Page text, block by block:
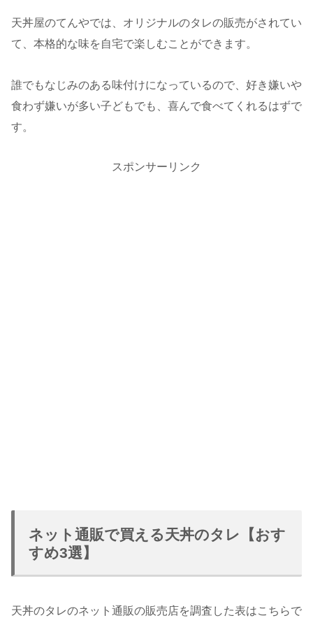
天丼屋のてんやでは、オリジナルのタレの販売がされてい
て、本格的な味を自宅で楽しむことができます。
誰でもなじみのある味付けになっているので、好き嫌いや
食わず嫌いが多い子どもでも、喜んで食べてくれるはずで
す。
スポンサーリンク
ネット通販で買える天丼のタレ【おす
すめ3選】
天丼のタレのネット通販の販売店を調査した表はこちらで